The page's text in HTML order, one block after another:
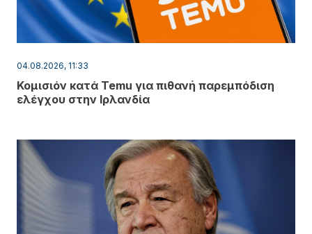
04.08.2026, 11:33
Κομισιόν κατά Temu για πιθανή παρεμπόδιση
ελέγχου στην Ιρλανδία